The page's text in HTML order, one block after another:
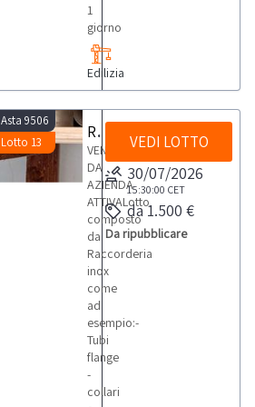
1
giorno
Edilizia
Asta 9506
Lotto 13
Raccorderia inox
VENDITA
DA
AZIENDA
ATTIVALotto
composto
da
Raccorderia
inox
come
ad
esempio:-
Tubi
flange
-
collari
VEDI LOTTO
30/07/2026
15:30:00 CET
da 1.500 €
Da ripubblicare